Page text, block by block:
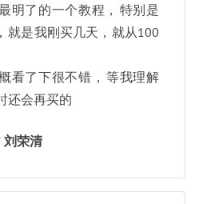
明了的一个教程 ， 特别是
就是我刚买几天
就从100
看了下很不错
等我理解
还会再买的
刘荣清